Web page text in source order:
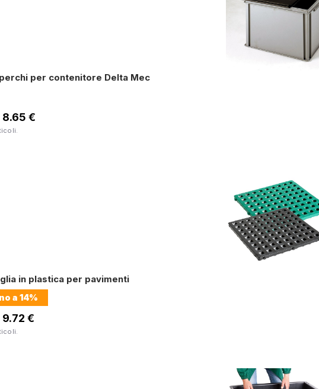
per contenitore Delta Mec
8.65 €
in plastica per pavimenti
a 14%
9.72 €